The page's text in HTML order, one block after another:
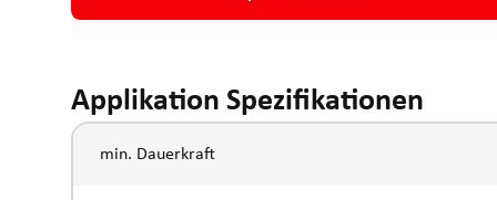
Applikation Spezifikationen
min. Dauerkraft